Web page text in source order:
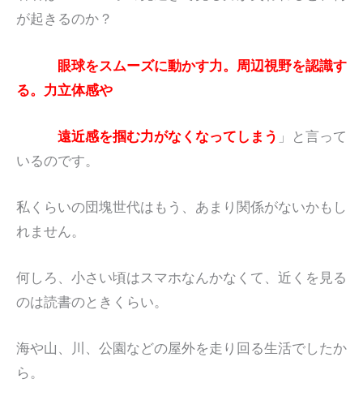
が起きるのか？
眼球をスムーズに動かす力。周辺視野を認識す
る。力立体感や
遠近感を掴む力がなくなってしまう 」と言って
いるのです。
私くらいの団塊世代はもう、あまり関係がないかもし
れません。
何しろ、小さい頃はスマホなんかなくて、近くを見る
のは読書のときくらい。
海や山、川、公園などの屋外を走り回る生活でしたか
ら。